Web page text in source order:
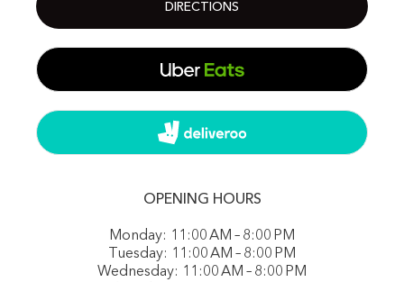
DIRECTIONS
OPENING HOURS
Monday: 11:00 AM – 8:00 PM
Tuesday: 11:00 AM – 8:00 PM
Wednesday: 11:00 AM – 8:00 PM